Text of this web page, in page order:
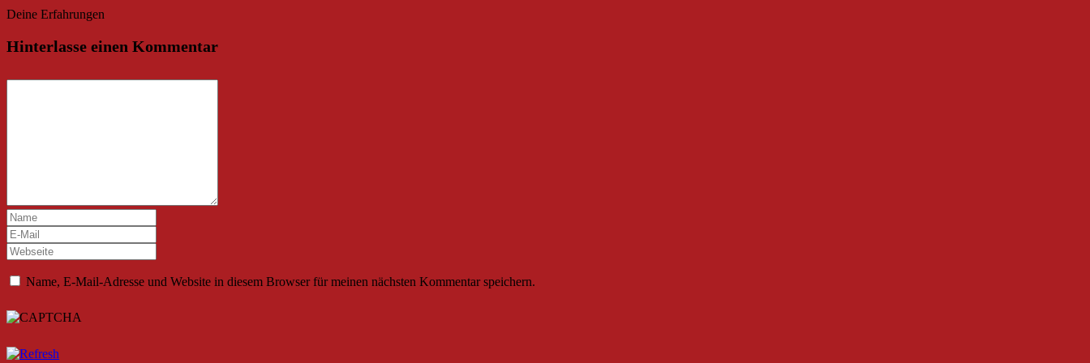
Deine Erfahrungen
Hinterlasse einen Kommentar
Name, E-Mail-Adresse und Website in diesem Browser für meinen nächsten Kommentar speichern.